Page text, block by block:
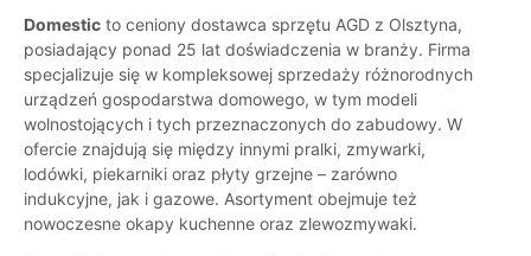
Domestic to ceniony dostawca sprzętu AGD z Olsztyna,
posiadający ponad 25 lat doświadczenia w branży. Firma
specjalizuje się w kompleksowej sprzedaży różnorodnych
urządzeń gospodarstwa domowego, w tym modeli
wolnostojących i tych przeznaczonych do zabudowy. W
ofercie znajdują się między innymi pralki, zmywarki,
lodówki, piekarniki oraz płyty grzejne – zarówno
indukcyjne, jak i gazowe. Asortyment obejmuje też
nowoczesne okapy kuchenne oraz zlewozmywaki.